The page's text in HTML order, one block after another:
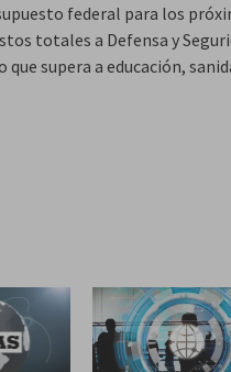
federal para los
totales a Defensa y
supera a educación,